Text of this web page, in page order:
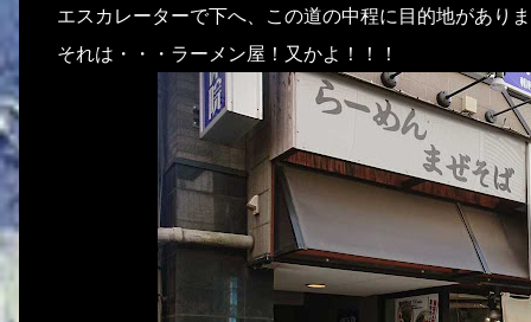
エスカレーターで下へ、この道の中程に目的地があり
それは・・・ラーメン屋！又かよ！！！